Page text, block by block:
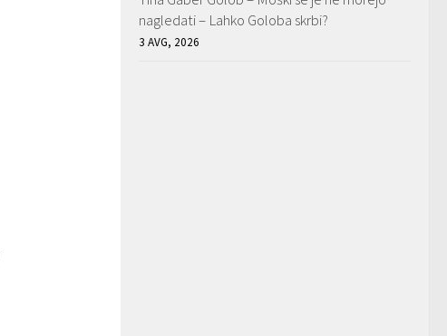
nagledati – Lahko Goloba skrbi?
3 AVG, 2026